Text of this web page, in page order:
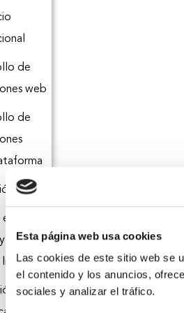
Esta página web usa cookies
Las cookies de este sitio web se
el contenido y los anuncios,
sociales y analizar el tráfico.
de
web
de
infantil
medio
de